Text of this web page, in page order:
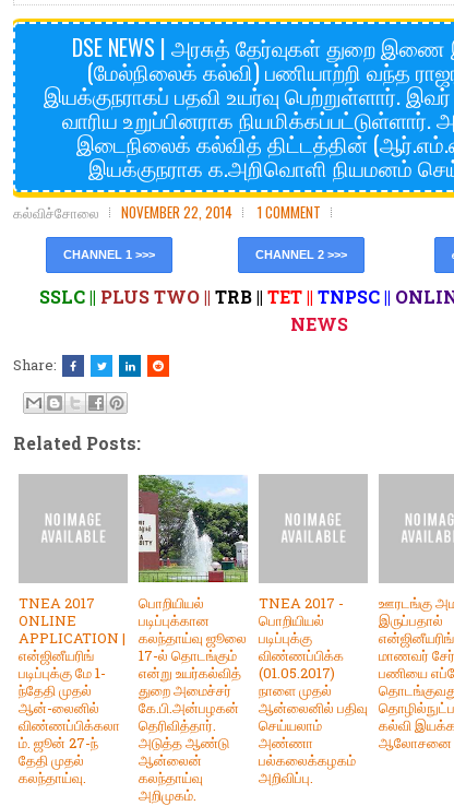
DSE NEWS | அரசுத் தேர்வுகள் துறை
(மேல்நிலைக் கல்வி) பணியாற்றி வந்த
இயக்குநராகப் பதவி உயர்வு பெற்றுள்ளார். இவர்
வாரிய உறுப்பினராக
இடைநிலைக் கல்வித் திட்டத்தின்
இயக்குநராக க.அறிவொளி நியமனம்
கல்விச்சோலை NOVEMBER 22, 2014 1 COMMENT
CHANNEL 1 >>> CHANNEL 2 >>>
SSLC || PLUS TWO || TRB || TET || TNPSC ||
NEWS
Share:
Related Posts:
TNEA 2017
ONLINE
APPLICATION |
என்ஜினீயரிங்
படிப்புக்கு மே 1-
ந்தேதி முதல்
ஆன்-லைனில்
விண்ணப்பிக்கலா
ம். ஜூன் 27-ந்
தேதி முதல்
கலந்தாய்வு.
பொறியியல்
படிப்புக்கான
கலந்தாய்வு ஜூலை
17-ல் தொடங்கும்
என்று உயர்கல்வித்
துறை அமைச்சர்
கே.பி.அன்பழகன்
தெரிவித்தார்.
அடுத்த ஆண்டு
ஆன்லைன்
கலந்தாய்வு
அறிமுகம்.
TNEA 2017 -
பொறியியல்
படிப்புக்கு
விண்ணப்பிக்க
(01.05.2017)
நாளை முதல்
ஆன்லைனில் பதிவு
செய்யலாம்
அண்ணா
பல்கலைக்கழகம்
அறிவிப்பு.
ஊரடங்கு
இருப்பதால்
என்ஜினீயரிங்
மாணவர்
பணியை
தொழில்நுட்ப
கல்வி
ஆலோசனை